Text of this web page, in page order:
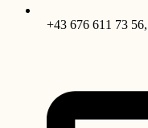
+43 676 611 73